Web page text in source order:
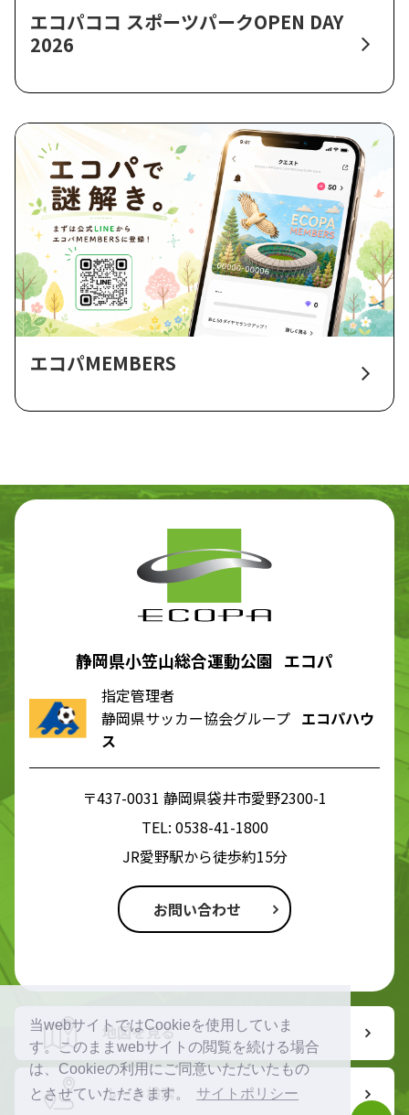
当webサイトではCookieを使用していま
す。このままwebサイトの閲覧を続ける場合
は、Cookieの利用にご同意いただいたもの
とさせていただきます。
サイトポリシー
エコパココ スポーツパークOPEN DAY
2026
エコパMEMBERS
静岡県小笠山総合運動公園 エコパ
指定管理者
静岡県サッカー協会グループ エコパハウ
ス
〒437-0031 静岡県袋井市愛野2300-1
TEL: 0538-41-1800
JR愛野駅から徒歩約15分
お問い合わせ
地図を見る
ルート検索